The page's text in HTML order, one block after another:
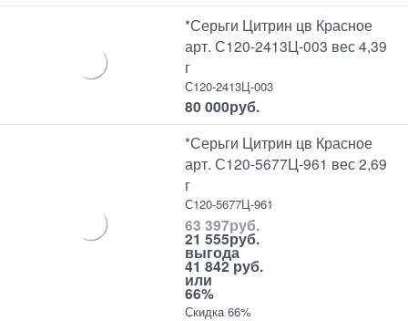
*Серьги Цитрин цв Красное
арт. С120-2413Ц-003 вес 4,39
г
С120-2413Ц-003
80 000руб.
*Серьги Цитрин цв Красное
арт. С120-5677Ц-961 вес 2,69
г
С120-5677Ц-961
63 397руб.
21 555руб.
выгода
41 842 руб.
или
66%
Скидка 66%